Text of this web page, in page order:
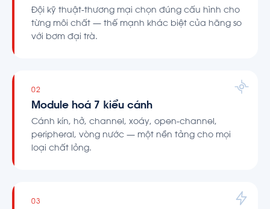
Đội kỹ thuật-thương mại chọn đúng cấu hình cho
từng môi chất — thế mạnh khác biệt của hãng so
với bơm đại trà.
02
Module hoá 7 kiểu cánh
Cánh kín, hở, channel, xoáy, open-channel,
peripheral, vòng nước — một nền tảng cho mọi
loại chất lỏng.
03